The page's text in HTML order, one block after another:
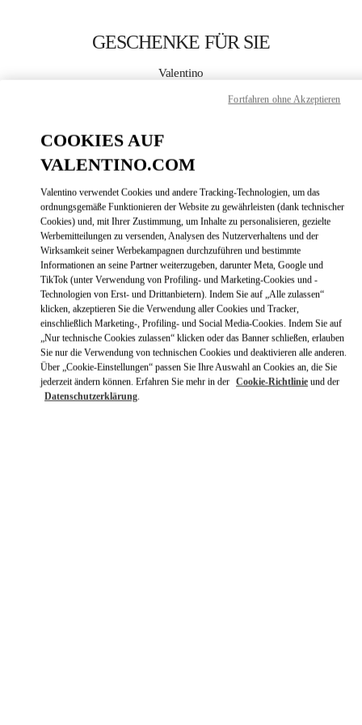
GESCHENKE FÜR SIE
Valentino
JETZT ANRUFEN
ZUR WEGBESCHREIBUNGLINK
Link Opens in New Tab
COOKIES AUF
VALENTINO.COM
Valentino verwendet Cookies und andere Tracking-Technologien, um das
ordnungsgemäße Funktionieren der Website zu gewährleisten (dank technischer
Cookies) und, mit Ihrer Zustimmung, um Inhalte zu personalisieren, gezielte
Werbemitteilungen zu versenden, Analysen des Nutzerverhaltens und der
Wirksamkeit seiner Werbekampagnen durchzuführen und bestimmte
Informationen an seine Partner weiterzugeben, darunter Meta, Google und
TikTok (unter Verwendung von Profiling- und Marketing-Cookies und -
Technologien von Erst- und Drittanbietern). Indem Sie auf „Alle zulassen“
klicken, akzeptieren Sie die Verwendung aller Cookies und Tracker,
einschließlich Marketing-, Profiling- und Social Media-Cookies. Indem Sie auf
„Nur technische Cookies zulassen“ klicken oder das Banner schließen, erlauben
Sie nur die Verwendung von technischen Cookies und deaktivieren alle anderen.
Über „Cookie-Einstellungen“ passen Sie Ihre Auswahl an Cookies an, die Sie
jederzeit ändern können. Erfahren Sie mehr in der Cookie-Richtlinie und der
Datenschutzerklärung.
Fortfahren ohne Akzeptieren